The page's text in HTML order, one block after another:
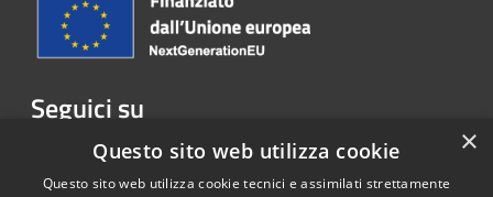
Seguici su
Facebook ×
Questo sito web utilizza cookie
Questo sito web utilizza cookie tecnici e assimilati strettamente